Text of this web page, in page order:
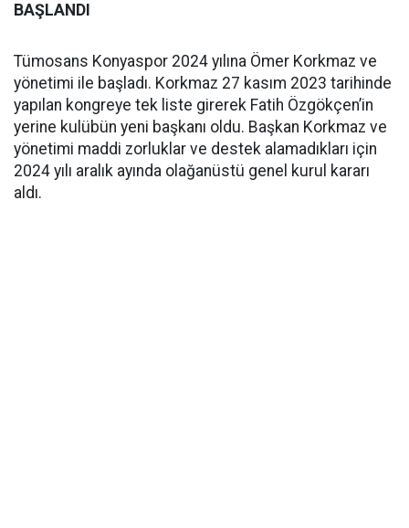
BAŞLANDI
Tümosans Konyaspor 2024 yılına Ömer Korkmaz ve
yönetimi ile başladı. Korkmaz 27 kasım 2023 tarihinde
yapılan kongreye tek liste girerek Fatih Özgökçen’in
yerine kulübün yeni başkanı oldu. Başkan Korkmaz ve
yönetimi maddi zorluklar ve destek alamadıkları için
2024 yılı aralık ayında olağanüstü genel kurul kararı
aldı.